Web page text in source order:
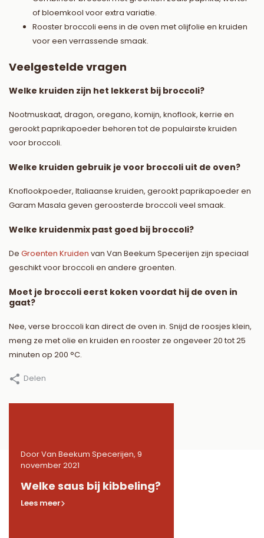
of bloemkool voor extra variatie.
Rooster broccoli eens in de oven met olijfolie en kruiden
voor een verrassende smaak.
Veelgestelde vragen
Welke kruiden zijn het lekkerst bij broccoli?
Nootmuskaat, dragon, oregano, komijn, knoflook, kerrie en
gerookt paprikapoeder behoren tot de populairste kruiden
voor broccoli.
Welke kruiden gebruik je voor broccoli uit de oven?
Knoflookpoeder, Italiaanse kruiden, gerookt paprikapoeder en
Garam Masala geven geroosterde broccoli veel smaak.
Welke kruidenmix past goed bij broccoli?
De Groenten Kruiden van Van Beekum Specerijen zijn speciaal
geschikt voor broccoli en andere groenten.
Moet je broccoli eerst koken voordat hij de oven in
gaat?
Nee, verse broccoli kan direct de oven in. Snijd de roosjes klein,
meng ze met olie en kruiden en rooster ze ongeveer 20 tot 25
minuten op 200 °C.
Delen
Door Van Beekum Specerijen, 9
november 2021
Welke saus bij kibbeling?
Lees meer